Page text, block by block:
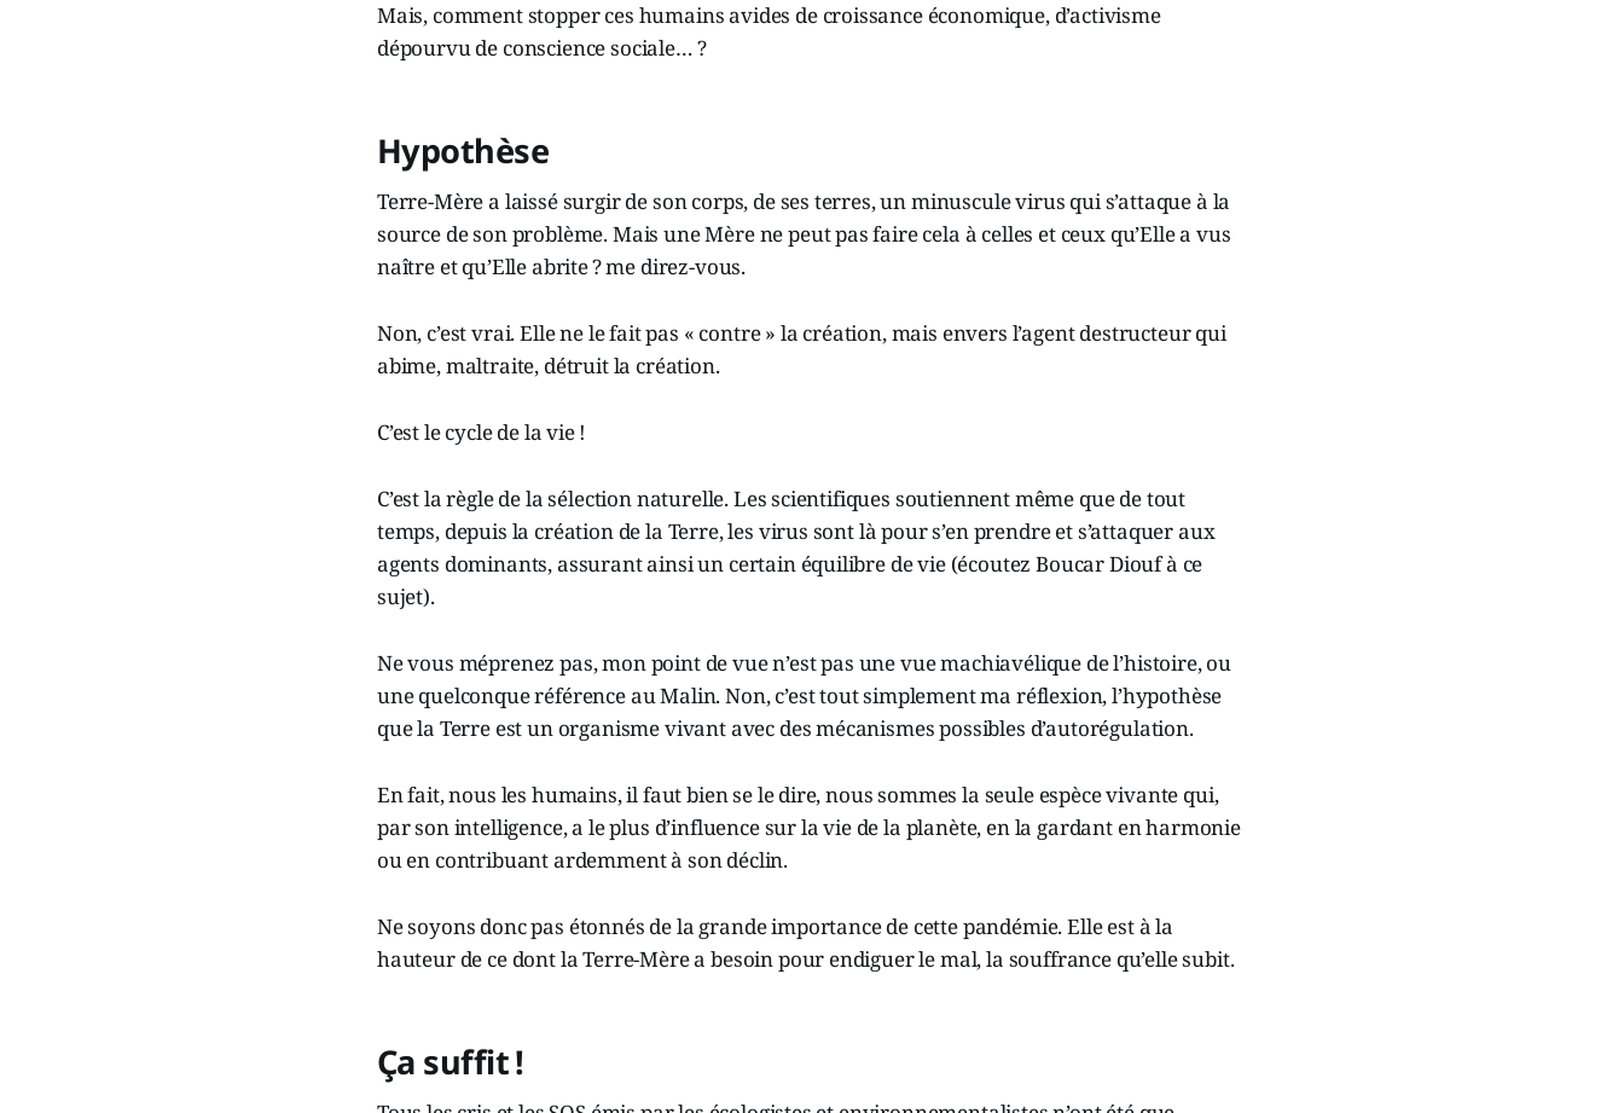
Mais, comment stopper ces humains avides de croissance économique, d’activisme
dépourvu de conscience sociale… ?
Hypothèse
Terre-Mère a laissé surgir de son corps, de ses terres, un minuscule virus qui s’attaque à la
source de son problème. Mais une Mère ne peut pas faire cela à celles et ceux qu’Elle a vus
naître et qu’Elle abrite ? me direz-vous.
Non, c’est vrai. Elle ne le fait pas « contre » la création, mais envers l’agent destructeur qui
abime, maltraite, détruit la création.
C’est le cycle de la vie !
C’est la règle de la sélection naturelle. Les scientifiques soutiennent même que de tout
temps, depuis la création de la Terre, les virus sont là pour s’en prendre et s’attaquer aux
agents dominants, assurant ainsi un certain équilibre de vie (écoutez Boucar Diouf à ce
sujet).
Ne vous méprenez pas, mon point de vue n’est pas une vue machiavélique de l’histoire, ou
une quelconque référence au Malin. Non, c’est tout simplement ma réflexion, l’hypothèse
que la Terre est un organisme vivant avec des mécanismes possibles d’autorégulation.
En fait, nous les humains, il faut bien se le dire, nous sommes la seule espèce vivante qui,
par son intelligence, a le plus d’influence sur la vie de la planète, en la gardant en harmonie
ou en contribuant ardemment à son déclin.
Ne soyons donc pas étonnés de la grande importance de cette pandémie. Elle est à la
hauteur de ce dont la Terre-Mère a besoin pour endiguer le mal, la souffrance qu’elle subit.
Ça suffit !